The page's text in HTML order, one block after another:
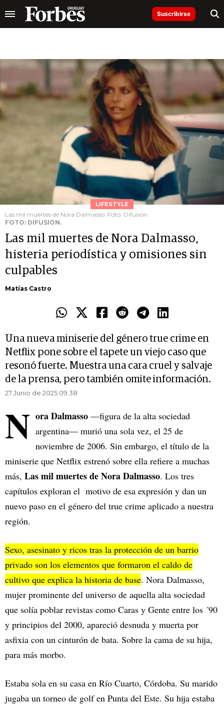
Suscribirse
LIFESTYLE
Las mil muertes de Nora Dalmasso. Foto: Difusión.
FOTO: DIFUSIÓN.
Las mil muertes de Nora Dalmasso,
histeria periodística y omisiones sin
culpables
Matías Castro
Una nueva miniserie del género true crime en
Netflix pone sobre el tapete un viejo caso que
resonó fuerte. Muestra una cara cruel y salvaje
de la prensa, pero también omite información.
27 Junio de 2025 09.38
N ora Dalmasso —figura de la alta sociedad
argentina— murió una sola vez, el 25 de
noviembre de 2006. Sin embargo, el título de la
miniserie que Netflix estrenó sobre ella refiere a muchas
más, Las mil muertes de Nora Dalmasso. Los tres
capítulos exploran el motivo de esa expresión y dan un
nuevo paso en el género del true crime aplicado a nuestra
región.
Sexo, asesinato y ricos tras la protección de un barrio
privado son los elementos que formaron el caldo de
cultivo que explica la historia de base. Nora Dalmasso,
mujer prominente del universo de aquella alta sociedad
que solía poblar revistas como Caras y Gente entre los ´90
y principios del 2000, apareció desnuda y muerta por
asfixia con un cinturón de bata. Sobre la cama de su hija,
para más morbo.
Estaba sola en su casa en Río Cuarto, Córdoba. Su marido
jugaba un torneo de golf en Punta del Este. Su hija estaba